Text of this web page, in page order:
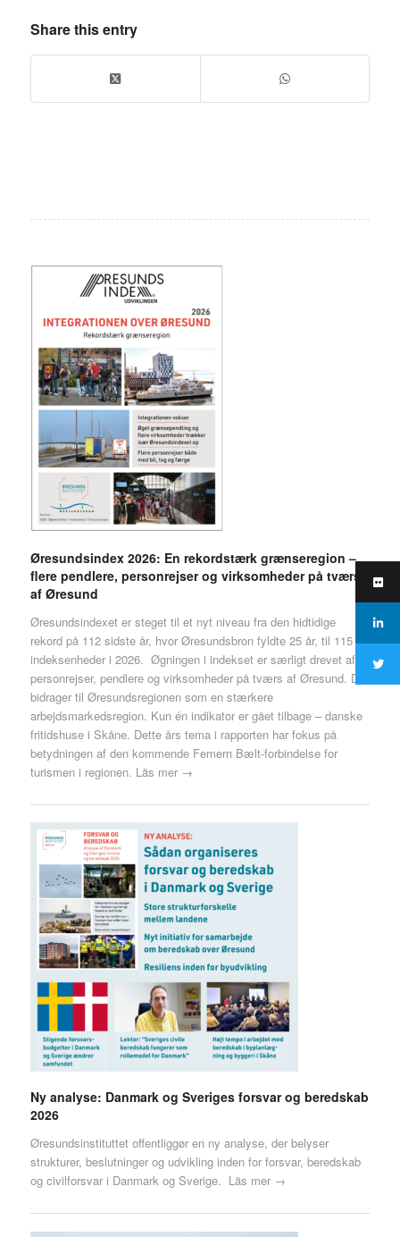
Share this entry
Øresundsindex 2026: En rekordstærk grænseregion –
flere pendlere, personrejser og virksomheder på tværs
af Øresund
Øresundsindexet er steget til et nyt niveau fra den hidtidige
rekord på 112 sidste år, hvor Øresundsbron fyldte 25 år, til 115
indeksenheder i 2026. Øgningen i indekset er særligt drevet af
personrejser, pendlere og virksomheder på tværs af Øresund. Det
bidrager til Øresundsregionen som en stærkere
arbejdsmarkedsregion. Kun én indikator er gået tilbage – danske
fritidshuse i Skåne. Dette års tema i rapporten har fokus på
betydningen af den kommende Femern Bælt-forbindelse for
turismen i regionen. Läs mer →
Ny analyse: Danmark og Sveriges forsvar og beredskab
2026
Øresundsinstituttet offentliggør en ny analyse, der belyser
strukturer, beslutninger og udvikling inden for forsvar, beredskab
og civilforsvar i Danmark og Sverige. Läs mer →